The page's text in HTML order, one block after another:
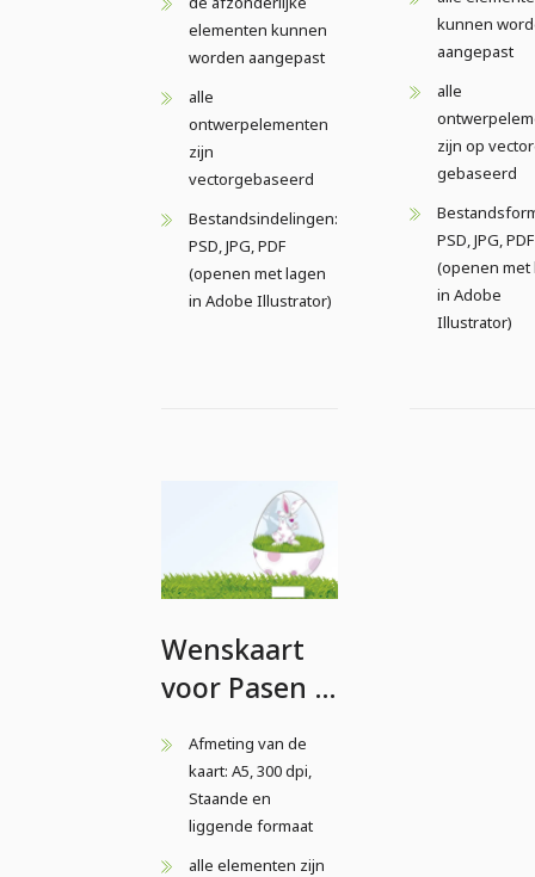
elementen kunnen
worden aangepast
alle
ontwerpelementen
zijn
vectorgebaseerd
Bestandsindelingen:
PSD, JPG, PDF
(openen met lagen
in Adobe Illustrator)
kunnen
aangepast
alle
zijn op
gebaseerd
PSD, JPG, PDF
(openen met
in Adobe
Illustrator)
Wenskaart
voor Pasen -
liggend
formaat -
Kaart 3
Afmeting van de
kaart: A5, 300 dpi,
Staande en
liggende formaat
alle elementen zijn